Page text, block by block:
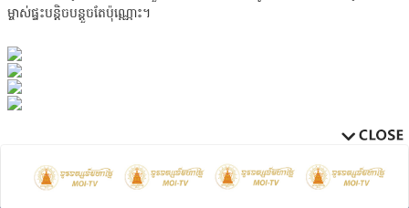
ម្ចាស់ផ្ទះបន្តិចបន្តួចតែប៉ុណ្ណោះ។